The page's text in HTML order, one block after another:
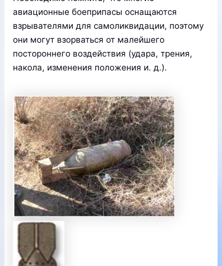
авиационные боеприпасы оснащаются
взрывателями для самоликвидации, поэтому
они могут взорваться от малейшего
постороннего воздействия (удара, трения,
накола, изменения положения и. д.).